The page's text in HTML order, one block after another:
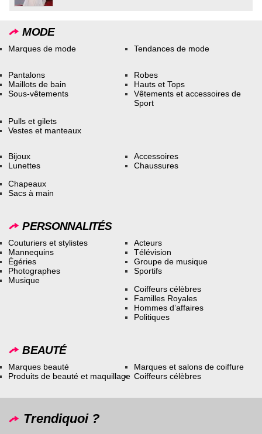
MODE
Marques de mode Tendances de mode
Pantalons
Maillots de bain
Sous-vêtements
Robes
Hauts et Tops
Vêtements et accessoires de
Sport
Pulls et gilets
Vestes et manteaux
Bijoux
Lunettes
Accessoires
Chaussures
Chapeaux
Sacs à main
PERSONNALITÉS
Couturiers et stylistes
Mannequins
Égéries
Photographes
Musique
Acteurs
Télévision
Groupe de musique
Sportifs
Coiffeurs célèbres
Familles Royales
Hommes d’affaires
Politiques
BEAUTÉ
Marques beauté
Produits de beauté et maquillage
Marques et salons de coiffure
Coiffeurs célèbres
Trendiquoi ?